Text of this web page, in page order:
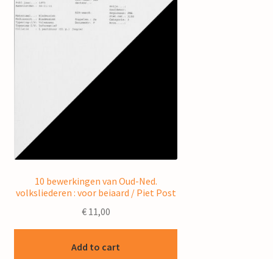
10 bewerkingen van Oud-Ned.
volksliederen : voor beiaard / Piet Post
€11,00
Add to cart